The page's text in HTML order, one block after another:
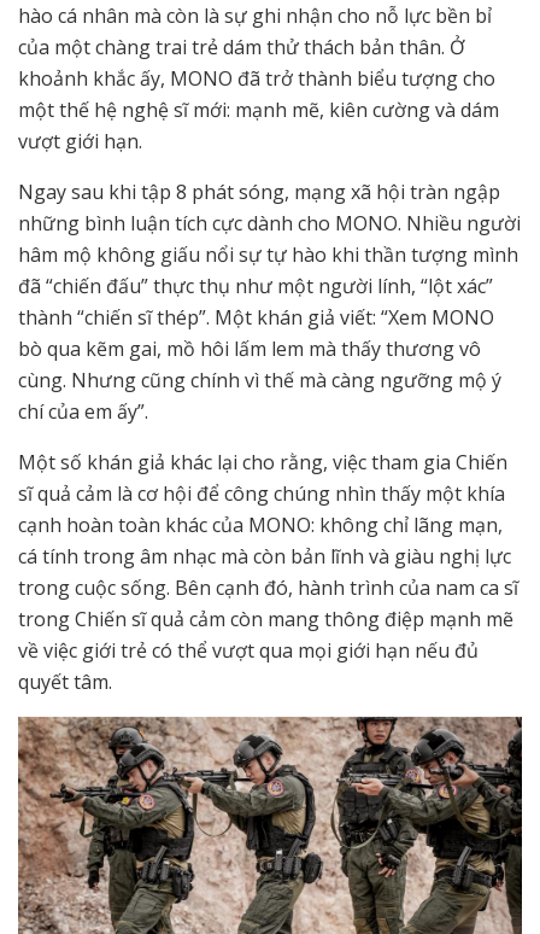
hào cá nhân mà còn là sự ghi nhận cho nỗ lực bền bỉ
của một chàng trai trẻ dám thử thách bản thân. Ở
khoảnh khắc ấy, MONO đã trở thành biểu tượng cho
một thế hệ nghệ sĩ mới: mạnh mẽ, kiên cường và dám
vượt giới hạn.
Ngay sau khi tập 8 phát sóng, mạng xã hội tràn ngập
những bình luận tích cực dành cho MONO. Nhiều người
hâm mộ không giấu nổi sự tự hào khi thần tượng mình
đã “chiến đấu” thực thụ như một người lính, “lột xác”
thành “chiến sĩ thép”. Một khán giả viết: “Xem MONO
bò qua kẽm gai, mồ hôi lấm lem mà thấy thương vô
cùng. Nhưng cũng chính vì thế mà càng ngưỡng mộ ý
chí của em ấy”.
Một số khán giả khác lại cho rằng, việc tham gia Chiến
sĩ quả cảm là cơ hội để công chúng nhìn thấy một khía
cạnh hoàn toàn khác của MONO: không chỉ lãng mạn,
cá tính trong âm nhạc mà còn bản lĩnh và giàu nghị lực
trong cuộc sống. Bên cạnh đó, hành trình của nam ca sĩ
trong Chiến sĩ quả cảm còn mang thông điệp mạnh mẽ
về việc giới trẻ có thể vượt qua mọi giới hạn nếu đủ
quyết tâm.